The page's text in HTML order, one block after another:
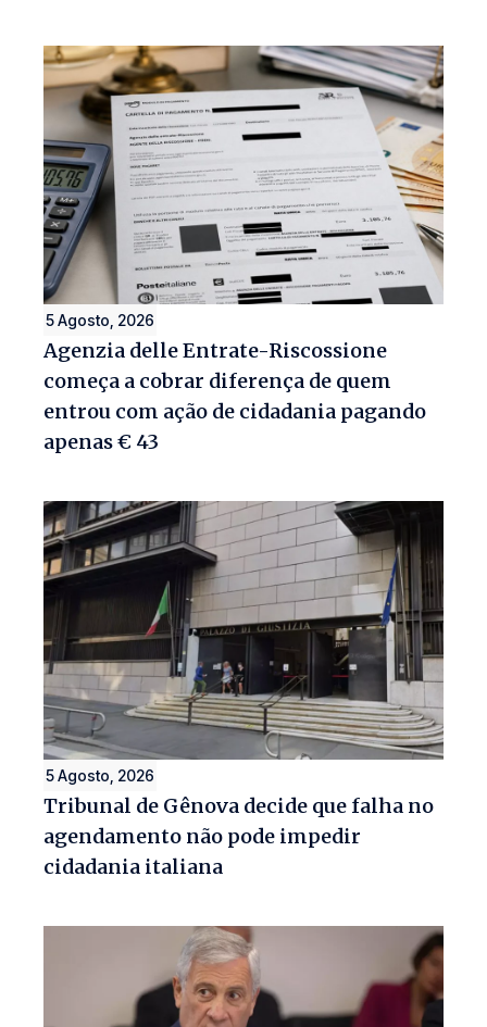
5 Agosto, 2026
Agenzia delle Entrate-Riscossione
começa a cobrar diferença de quem
entrou com ação de cidadania pagando
apenas € 43
5 Agosto, 2026
Tribunal de Gênova decide que falha no
agendamento não pode impedir
cidadania italiana